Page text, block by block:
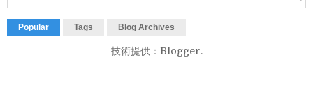
Popular Tags Blog Archives
技術提供： Blogger.